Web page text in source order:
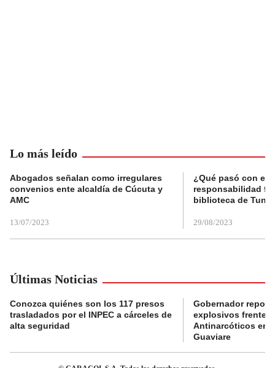
Lo más leído
Abogados señalan como irregulares
convenios ente alcaldía de Cúcuta y
AMC
13/07/2023
¿Qué pasó con el
responsabilidad
biblioteca de
29/08/2023
Últimas Noticias
Conozca quiénes son los 117 presos
trasladados por el INPEC a cárceles de
alta seguridad
Gobernador
explosivos frente a
Antinarcóticos en
Guaviare